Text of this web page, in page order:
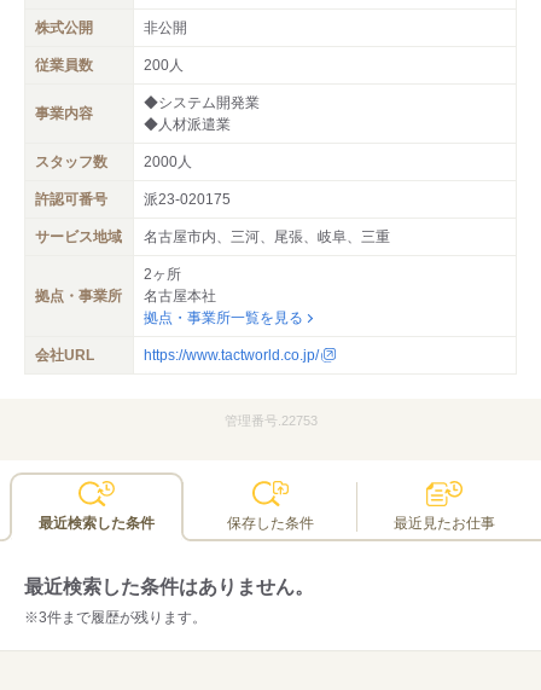
株式公開 非公開
従業員数 200人
事業内容
◆システム開発業
◆人材派遣業
スタッフ数 2000人
許認可番号 派23-020175
サービス地域 名古屋市内、三河、尾張、岐阜、三重
拠点・事業所
2ヶ所
名古屋本社
拠点・事業所一覧を見る
会社URL https://www.tactworld.co.jp/
管理番号.22753
最近検索した条件 保存した条件 最近見たお仕事
最近検索した条件はありません。
※3件まで履歴が残ります。